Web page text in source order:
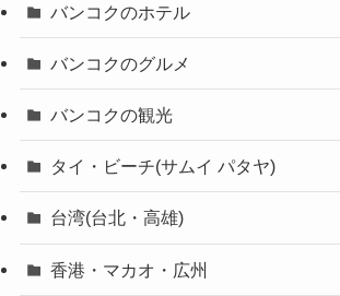
バンコクのホテル
バンコクのグルメ
バンコクの観光
タイ・ビーチ(サムイ パタヤ)
台湾(台北・高雄)
香港・マカオ・広州